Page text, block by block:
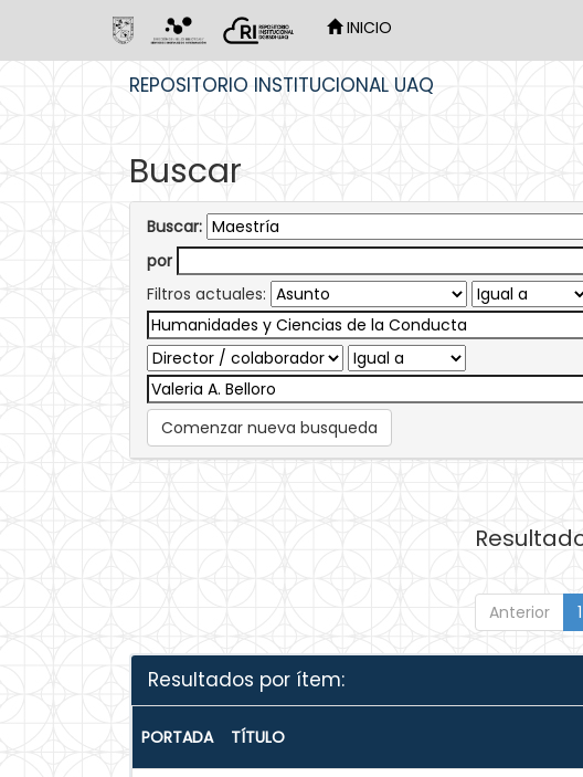
INICIO
REPOSITORIO INSTITUCIONAL UAQ
Buscar
Buscar:
por
Filtros actuales:
Comenzar nueva busqueda
Anterior 1
Resultados por ítem:
PORTADA TÍTULO